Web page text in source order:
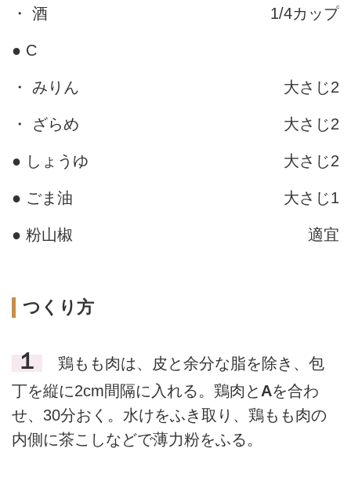
・ 酒 1/4カップ
● C
・ みりん 大さじ2
・ ざらめ 大さじ2
● しょうゆ 大さじ2
● ごま油 大さじ1
● 粉山椒 適宜
つくり方
１
鶏もも肉は、皮と余分な脂を除き、包
丁を縦に2cm間隔に入れる。鶏肉とAを合わ
せ、30分おく。水けをふき取り、鶏もも肉の
内側に茶こしなどで薄力粉をふる。